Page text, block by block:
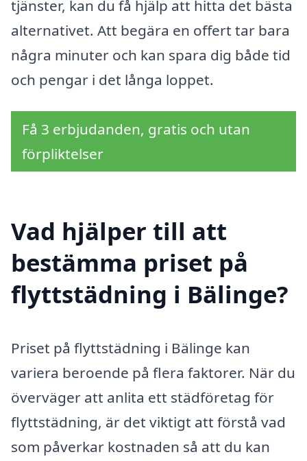
tjänster, kan du få hjälp att hitta det bästa
alternativet. Att begära en offert tar bara
några minuter och kan spara dig både tid
och pengar i det långa loppet.
Få 3 erbjudanden, gratis och utan
förpliktelser
Vad hjälper till att
bestämma priset på
flyttstädning i Bälinge?
Priset på flyttstädning i Bälinge kan
variera beroende på flera faktorer. När du
överväger att anlita ett städföretag för
flyttstädning, är det viktigt att förstå vad
som påverkar kostnaden så att du kan